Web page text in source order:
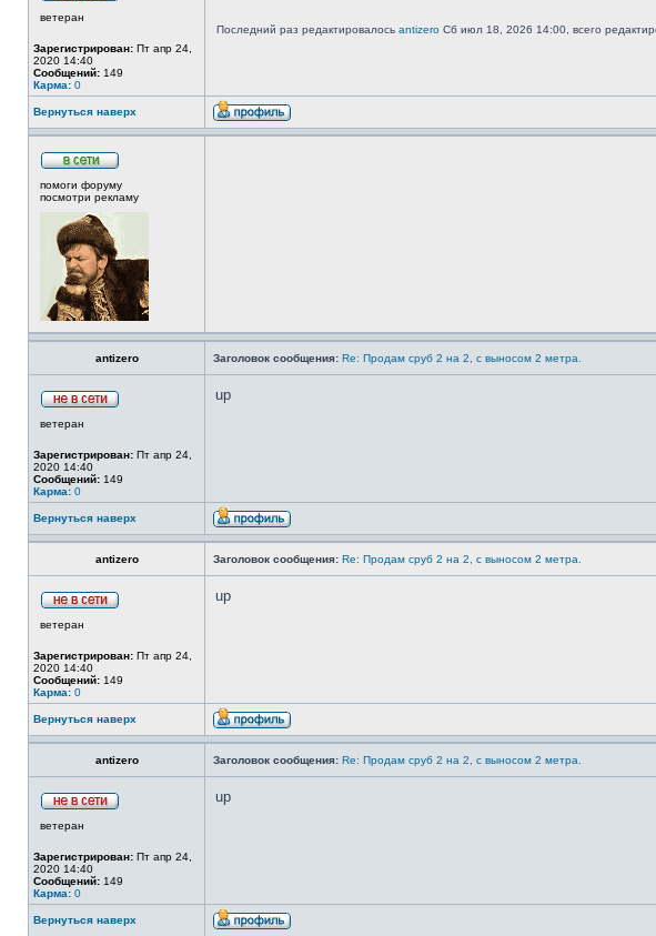
ветеран
Зарегистрирован: Пт апр 24,
2020 14:40
Сообщений: 149
Карма: 0
Последний раз редактировалось antizero Сб июл 18, 2026 14:00, всего
Вернуться наверх
помоги форуму
посмотри рекламу
antizero Заголовок сообщения: Re: Продам сруб 2 на 2, с выносом 2 метра.
ветеран
Зарегистрирован: Пт апр 24,
2020 14:40
Сообщений: 149
Карма: 0
up
Вернуться наверх
antizero Заголовок сообщения: Re: Продам сруб 2 на 2, с выносом 2 метра.
ветеран
Зарегистрирован: Пт апр 24,
2020 14:40
Сообщений: 149
Карма: 0
up
Вернуться наверх
antizero Заголовок сообщения: Re: Продам сруб 2 на 2, с выносом 2 метра.
ветеран
Зарегистрирован: Пт апр 24,
2020 14:40
Сообщений: 149
Карма: 0
up
Вернуться наверх